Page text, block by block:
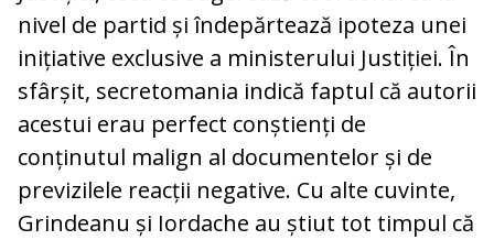
nivel de partid și îndepărtează ipoteza unei
inițiative exclusive a ministerului Justiției. În
sfârșit, secretomania indică faptul că autorii
acestui erau perfect conștienți de
conținutul malign al documentelor și de
previzilele reacții negative. Cu alte cuvinte,
Grindeanu și Iordache au știut tot timpul că